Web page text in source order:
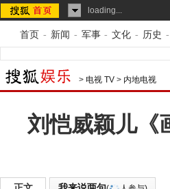
loading...
首页 - 新闻 - 军事 - 文化 - 历史 -
> 电视 TV > 内地电视
刘恺威颖儿《